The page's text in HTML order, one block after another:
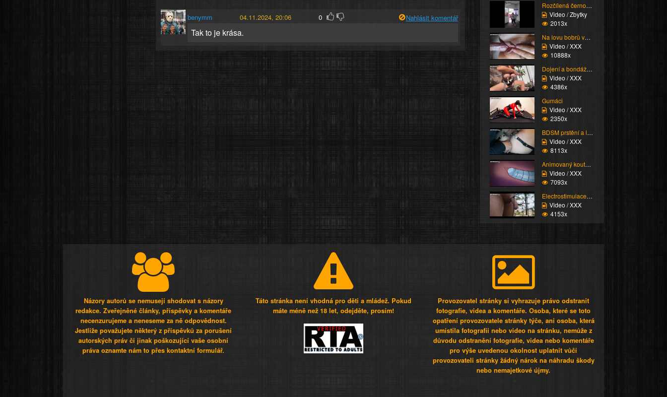
benymm 04.11.2024, 20:06 0 Nahlásit komentář
Tak to je krása.
Rozčílená černoška
Video / Zbytky
2013x
Na lovu bobrů vol.76
Video / XXX
10888x
Dojení a bondáž vemen
Video / XXX
4386x
Gumáci
Video / XXX
2350x
BDSM prstění a lízání ...
Video / XXX
8113x
Animovaný koutek vol.1...
Video / XXX
7093x
Electrostimulace pinďo...
Video / XXX
4153x
Názory autorů se nemusejí shodovat s názory
redakce. Zveřejněné články, příspěvky a komentáře
necenzurujeme a neneseme za ně odpovědnost.
Jestliže považujete některý z příspěvků za porušení
autorských práv či jinak poškozující vaše osobní
práva oznamte nám to přes kontaktní formulář.
Táto stránka není vhodná pro děti a mládež. Pokud
máte méně než 18 let, odejděte, prosím!
Provozovatel stránky si vyhrazuje právo odstranit
fotografie, videa a komentáře. Osoba, které se toto
opatření provozovatele stránky týče, ani osoba, která
umístila fotografii nebo video na stránku, nemůže z
důvodu odstranění fotografie, videa nebo komentáře
pro výše uvedenou okolnost uplatnit vůči
provozovateli stránky žádný nárok na náhradu škody
nebo nemajetkové újmy.